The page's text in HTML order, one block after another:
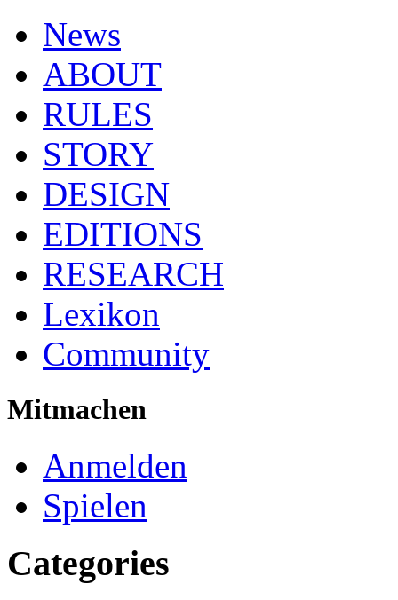
News
ABOUT
RULES
STORY
DESIGN
EDITIONS
RESEARCH
Lexikon
Community
Mitmachen
Anmelden
Spielen
Categories